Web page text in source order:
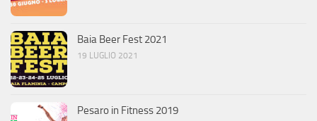
Baia Beer Fest 2021
19 LUGLIO 2021
Pesaro in Fitness 2019